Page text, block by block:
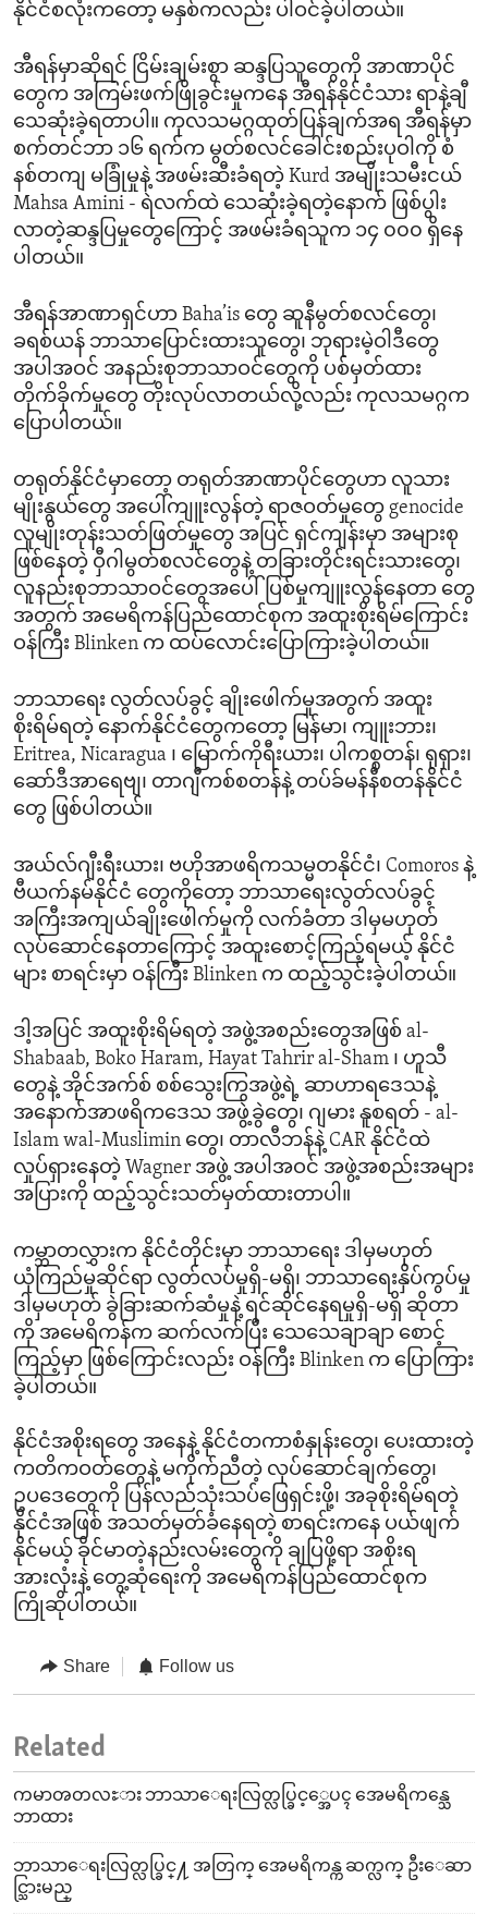
နိုင်ငံစလုံးကတော့ မနှစ်ကလည်း ပါဝင်ခဲ့ပါတယ်။
အီရန်မှာဆိုရင် ငြိမ်းချမ်းစွာ ဆန္ဒပြသူတွေကို အာဏာပိုင်
တွေက အကြမ်းဖက်ဖြိုခွင်းမှုကနေ အီရန်နိုင်ငံသား ရာနဲ့ချီ
သေဆုံးခဲ့ရတာပါ။ ကုလသမဂ္ဂထုတ်ပြန်ချက်အရ အီရန်မှာ
စက်တင်ဘာ ၁၆ ရက်က မွတ်စလင်ခေါင်းစည်းပုဝါကို စံ
နစ်တကျ မခြုံမှုနဲ့ အဖမ်းဆီးခံရတဲ့ Kurd အမျိုးသမီးငယ်
Mahsa Amini - ရဲလက်ထဲ သေဆုံးခဲ့ရတဲ့နောက် ဖြစ်ပွါး
လာတဲ့ဆန္ဒပြမှုတွေကြောင့် အဖမ်းခံရသူက ၁၄ ၀၀၀ ရှိနေ
ပါတယ်။
အီရန်အာဏာရှင်ဟာ Baha’is တွေ ဆူနီမွတ်စလင်တွေ၊
ခရစ်ယန် ဘာသာပြောင်းထားသူတွေ၊ ဘုရားမဲ့ဝါဒီတွေ
အပါအဝင် အနည်းစုဘာသာဝင်တွေကို ပစ်မှတ်ထား
တိုက်ခိုက်မှုတွေ တိုးလုပ်လာတယ်လို့လည်း ကုလသမဂ္ဂက
ပြောပါတယ်။
တရုတ်နိုင်ငံမှာတော့ တရုတ်အာဏာပိုင်တွေဟာ လူသား
မျိုးနွယ်တွေ အပေါ်ကျူးလွန်တဲ့ ရာဇဝတ်မှုတွေ genocide
လူမျိုးတုန်းသတ်ဖြတ်မှုတွေ အပြင် ရှင်ကျန်းမှာ အများစု
ဖြစ်နေတဲ့ ဝှီဂါမွတ်စလင်တွေနဲ့ တခြားတိုင်းရင်းသားတွေ၊
လူနည်းစုဘာသာဝင်တွေအပေါ်ပြစ်မှုကျူးလွန်နေတာ တွေ
အတွက် အမေရိကန်ပြည်ထောင်စုက အထူးစိုးရိမ်ကြောင်း
ဝန်ကြီး Blinken က ထပ်လောင်းပြောကြားခဲ့ပါတယ်။
ဘာသာရေး လွတ်လပ်ခွင့် ချိုးဖေါက်မှုအတွက် အထူး
စိုးရိမ်ရတဲ့ နောက်နိုင်ငံတွေကတော့ မြန်မာ၊ ကျူးဘား၊
Eritrea, Nicaragua ၊ မြောက်ကိုရီးယား၊ ပါကစ္စတန်၊ ရုရှား၊
ဆော်ဒီအာရေဗျ၊ တာဂျီကစ်စတန်နဲ့ တပ်ခ်မန်နီစတန်နိုင်ငံ
တွေ ဖြစ်ပါတယ်။
အယ်လ်ဂျီးရီးယား၊ ဗဟိုအာဖရိကသမ္မတနိုင်ငံ၊ Comoros နဲ့
ဗီယက်နမ်နိုင်ငံ တွေကိုတော့ ဘာသာရေးလွတ်လပ်ခွင့်
အကြီးအကျယ်ချိုးဖေါက်မှုကို လက်ခံတာ ဒါမှမဟုတ်
လုပ်ဆောင်နေတာကြောင့် အထူးစောင့်ကြည့်ရမယ့် နိုင်ငံ
များ စာရင်းမှာ ဝန်ကြီး Blinken က ထည့်သွင်းခဲ့ပါတယ်။
ဒါ့အပြင် အထူးစိုးရိမ်ရတဲ့ အဖွဲ့အစည်းတွေအဖြစ် al-
Shabaab, Boko Haram, Hayat Tahrir al-Sham ၊ ဟူသီ
တွေနဲ့ အိုင်အက်စ် စစ်သွေးကြွအဖွဲ့ရဲ့ ဆာဟာရဒေသနဲ့
အနောက်အာဖရိကဒေသ အဖွဲ့ခွဲတွေ၊ ဂျမား နူစရတ် - al-
Islam wal-Muslimin တွေ၊ တာလီဘန်နဲ့ CAR နိုင်ငံထဲ
လှုပ်ရှားနေတဲ့ Wagner အဖွဲ့ အပါအဝင် အဖွဲ့အစည်းအများ
အပြားကို ထည့်သွင်းသတ်မှတ်ထားတာပါ။
ကမ္ဘာတလွှားက နိုင်ငံတိုင်းမှာ ဘာသာရေး ဒါမှမဟုတ်
ယုံကြည်မှုဆိုင်ရာ လွတ်လပ်မှုရှိ-မရှိ၊ ဘာသာရေးနှိပ်ကွပ်မှု
ဒါမှမဟုတ် ခွဲခြားဆက်ဆံမှုနဲ့ ရင်ဆိုင်နေရမှုရှိ-မရှိ ဆိုတာ
ကို အမေရိကန်က ဆက်လက်ပြီး သေသေချာချာ စောင့်
ကြည့်မှာ ဖြစ်ကြောင်းလည်း ဝန်ကြီး Blinken က ပြောကြား
ခဲ့ပါတယ်။
နိုင်ငံအစိုးရတွေ အနေနဲ့ နိုင်ငံတကာစံနှုန်းတွေ၊ ပေးထားတဲ့
ကတိကဝတ်တွေနဲ့ မကိုက်ညီတဲ့ လုပ်ဆောင်ချက်တွေ၊
ဥပဒေတွေကို ပြန်လည်သုံးသပ်ဖြေရှင်းဖို့၊ အခုစိုးရိမ်ရတဲ့
နိုင်ငံအဖြစ် အသတ်မှတ်ခံနေရတဲ့ စာရင်းကနေ ပယ်ဖျက်
နိုင်မယ့် ခိုင်မာတဲ့နည်းလမ်းတွေကို ချပြဖို့ရာ အစိုးရ
အားလုံးနဲ့ တွေ့ဆုံရေးကို အမေရိကန်ပြည်ထောင်စုက
ကြိုဆိုပါတယ်။
Share Follow us
Related
ကမာၻတလႊား ဘာသာေရးလြတ္လပ္ခြင့္အေပၚ အေမရိကန္သေ
ဘာထား
ဘာသာေရးလြတ္လပ္ခြင္႔ အတြက္ အေမရိကန္က ဆက္လက္ ဦးေဆာ
င္သြားမည္